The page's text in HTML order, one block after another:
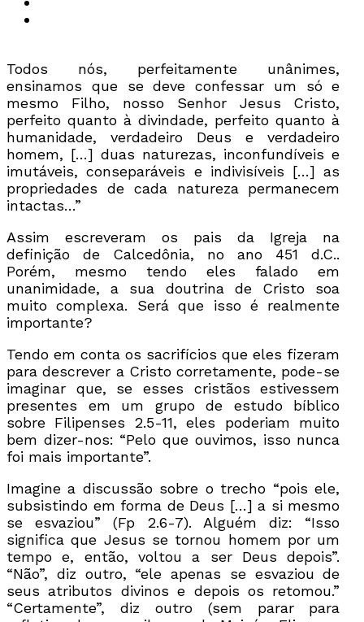
Todos nós, perfeitamente unânimes,
ensinamos que se deve confessar um só e
mesmo Filho, nosso Senhor Jesus Cristo,
perfeito quanto à divindade, perfeito quanto à
humanidade, verdadeiro Deus e verdadeiro
homem, […] duas naturezas, inconfundíveis e
imutáveis, conseparáveis e indivisíveis […] as
propriedades de cada natureza permanecem
intactas…”
Assim escreveram os pais da Igreja na
definição de Calcedônia, no ano 451 d.C..
Porém, mesmo tendo eles falado em
unanimidade, a sua doutrina de Cristo soa
muito complexa. Será que isso é realmente
importante?
Tendo em conta os sacrifícios que eles fizeram
para descrever a Cristo corretamente, pode-se
imaginar que, se esses cristãos estivessem
presentes em um grupo de estudo bíblico
sobre Filipenses 2.5-11, eles poderiam muito
bem dizer-nos: “Pelo que ouvimos, isso nunca
foi mais importante”.
Imagine a discussão sobre o trecho “pois ele,
subsistindo em forma de Deus […] a si mesmo
se esvaziou” (Fp 2.6-7). Alguém diz: “Isso
significa que Jesus se tornou homem por um
tempo e, então, voltou a ser Deus depois”.
“Não”, diz outro, “ele apenas se esvaziou de
seus atributos divinos e depois os retomou.”
“Certamente”, diz outro (sem parar para